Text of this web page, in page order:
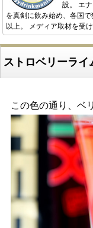
設。 エ
を真剣に飲み始め、各国
以上。 メディア取材を受
ストロベリーライ
この色の通り、ベ